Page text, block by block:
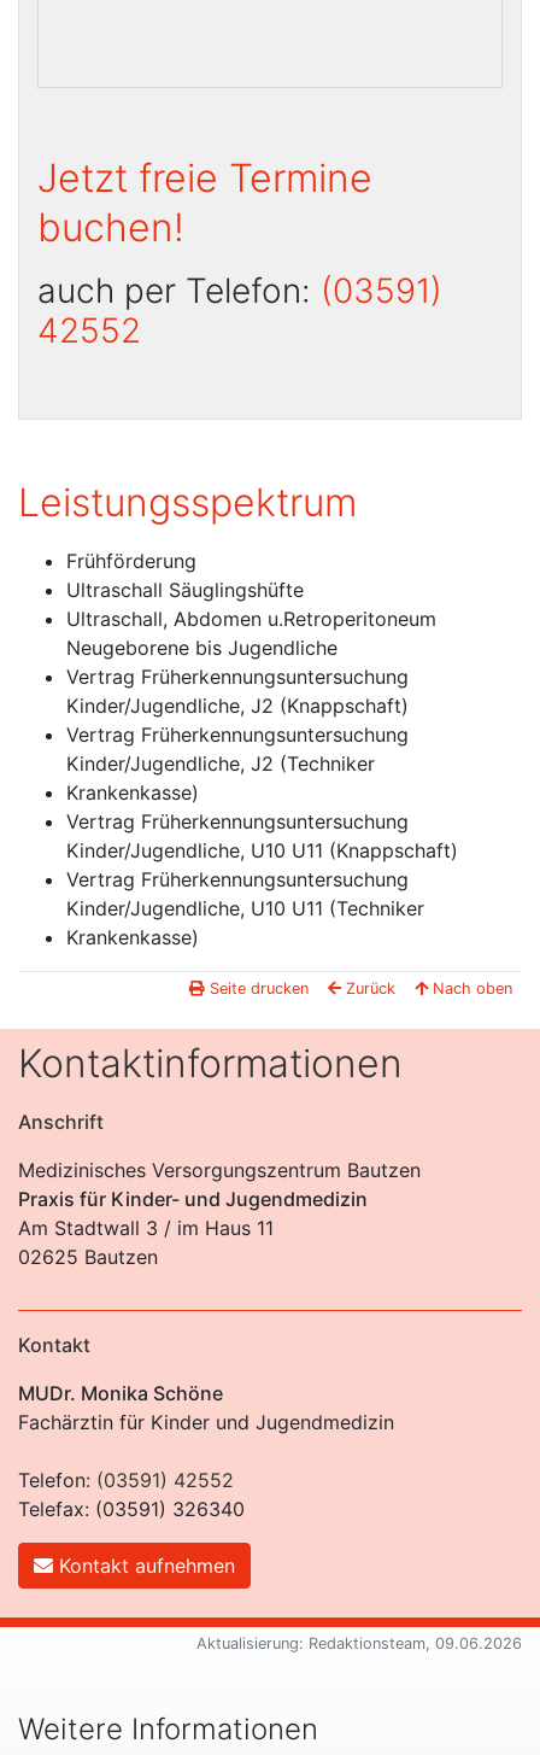
Kontaktinformationen
Anschrift
Medizinisches Versorgungszentrum Bautzen
Praxis für Kinder- und Jugendmedizin
Am Stadtwall 3 / im Haus 11
02625 Bautzen
Kontakt
MUDr. Monika Schöne
Fachärztin für Kinder und Jugendmedizin
Telefon: (03591) 42552
Telefax: (03591) 326340
Kontakt aufnehmen
Jetzt freie Termine
buchen!
auch per Telefon: (03591)
42552
Leistungsspektrum
Frühförderung
Ultraschall Säuglingshüfte
Ultraschall, Abdomen u.Retroperitoneum
Neugeborene bis Jugendliche
Vertrag Früherkennungsuntersuchung
Kinder/Jugendliche, J2 (Knappschaft)
Vertrag Früherkennungsuntersuchung
Kinder/Jugendliche, J2 (Techniker
Krankenkasse)
Vertrag Früherkennungsuntersuchung
Kinder/Jugendliche, U10 U11 (Knappschaft)
Vertrag Früherkennungsuntersuchung
Kinder/Jugendliche, U10 U11 (Techniker
Krankenkasse)
Nach oben
Zurück
Seite drucken
Aktualisierung: Redaktionsteam, 09.06.2026
Weitere Informationen